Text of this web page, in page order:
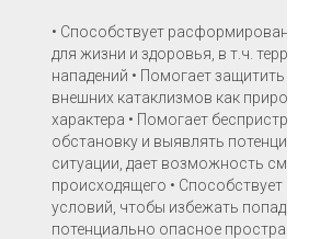
• Способствует
для жизни и здоровья, в т.ч.
нападений • Помогает защитить
внешних катаклизмов как
характера • Помогает
обстановку и выявлять
ситуации, дает возможность
происходящего • Способствует
условий, чтобы избежать
потенциально опасное